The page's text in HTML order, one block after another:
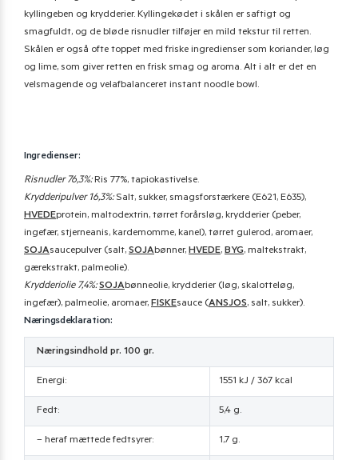
kyllingeben og krydderier. Kyllingekødet i skålen er saftigt og
smagfuldt, og de bløde risnudler tilføjer en mild tekstur til retten.
Skålen er også ofte toppet med friske ingredienser som koriander, løg
og lime, som giver retten en frisk smag og aroma. Alt i alt er det en
velsmagende og velafbalanceret instant noodle bowl.
Ingredienser:
Risnudler 76,3%:Ris 77%, tapiokastivelse.
Krydderipulver 16,3%:Salt, sukker, smagsforstærkere (E621, E635),
HVEDEprotein, maltodextrin, tørret forårsløg, krydderier (peber,
ingefær, stjerneanis, kardemomme, kanel), tørret gulerod, aromaer,
SOJAsaucepulver (salt, SOJAbønner, HVEDE, BYG, maltekstrakt,
gærekstrakt, palmeolie).
Krydderiolie 7,4%: SOJAbønneolie, krydderier (løg, skalotteløg,
ingefær), palmeolie, aromaer, FISKEsauce (ANSJOS, salt, sukker).
Næringsdeklaration:
Næringsindhold pr. 100 gr.
Energi: 1551 kJ / 367 kcal
Fedt: 5,4 g.
– heraf mættede fedtsyrer: 1,7 g.